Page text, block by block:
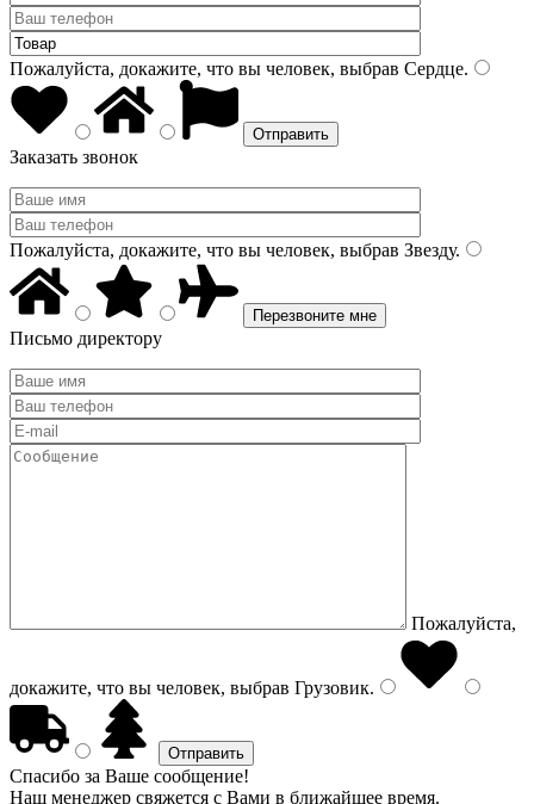
Пожалуйста, докажите, что вы человек, выбрав Сердце.
Заказать звонок
Пожалуйста, докажите, что вы человек, выбрав Звезду.
Письмо директору
Пожалуйста,
докажите, что вы человек, выбрав Грузовик.
Спасибо за Ваше сообщение!
Наш менеджер свяжется с Вами в ближайшее время.